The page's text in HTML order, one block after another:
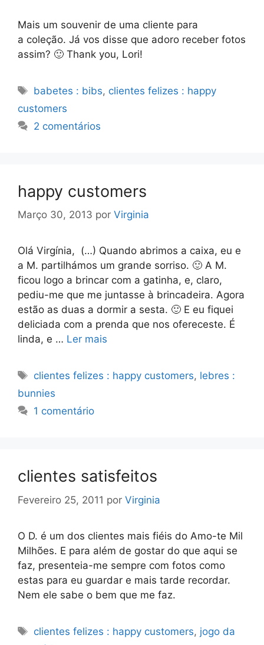
Mais um souvenir de uma cliente para
a coleção. Já vos disse que adoro receber fotos
assim? 🙂 Thank you, Lori!
Etiquetas
babetes : bibs, clientes felizes : happy
customers
2 comentários
happy customers
Março 30, 2013 por Virginia
Olá Virgínia, (…) Quando abrimos a caixa, eu e
a M. partilhámos um grande sorriso. 🙂 A M.
ficou logo a brincar com a gatinha, e, claro,
pediu-me que me juntasse à brincadeira. Agora
estão as duas a dormir a sesta. 🙂 E eu fiquei
deliciada com a prenda que nos ofereceste. É
linda, e … Ler mais
Etiquetas
clientes felizes : happy customers, lebres :
bunnies
1 comentário
clientes satisfeitos
Fevereiro 25, 2011 por Virginia
O D. é um dos clientes mais fiéis do Amo-te Mil
Milhões. E para além de gostar do que aqui se
faz, presenteia-me sempre com fotos como
estas para eu guardar e mais tarde recordar.
Nem ele sabe o bem que me faz.
Etiquetas
clientes felizes : happy customers, jogo da